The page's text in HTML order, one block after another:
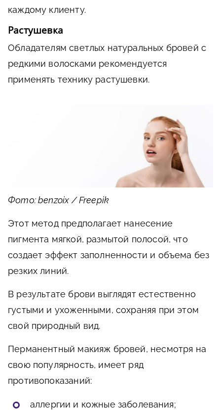
каждому клиенту.
Растушевка
Обладателям светлых натуральных бровей с
редкими волосками рекомендуется
применять технику растушевки.
Фото: benzoix / Freepik
Этот метод предполагает нанесение
пигмента мягкой, размытой полосой, что
создает эффект заполненности и объема без
резких линий.
В результате брови выглядят естественно
густыми и ухоженными, сохраняя при этом
свой природный вид.
Перманентный макияж бровей, несмотря на
свою популярность, имеет ряд
противопоказаний:
аллергии и кожные заболевания;